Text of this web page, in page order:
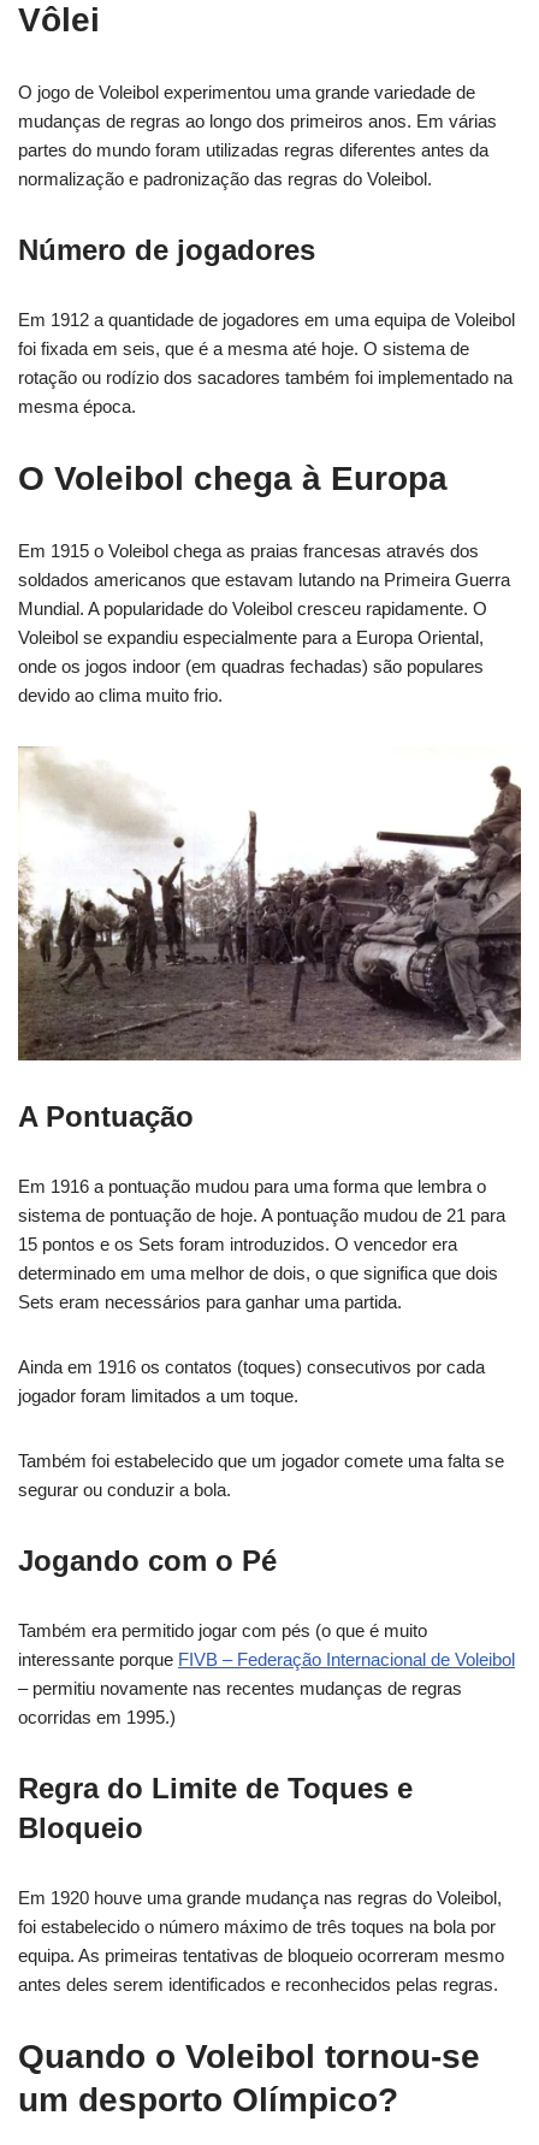
Vôlei
O jogo de Voleibol experimentou uma grande variedade de
mudanças de regras ao longo dos primeiros anos. Em várias
partes do mundo foram utilizadas regras diferentes antes da
normalização e padronização das regras do Voleibol.
Número de jogadores
Em 1912 a quantidade de jogadores em uma equipa de Voleibol
foi fixada em seis, que é a mesma até hoje. O sistema de
rotação ou rodízio dos sacadores também foi implementado na
mesma época.
O Voleibol chega à Europa
Em 1915 o Voleibol chega as praias francesas através dos
soldados americanos que estavam lutando na Primeira Guerra
Mundial. A popularidade do Voleibol cresceu rapidamente. O
Voleibol se expandiu especialmente para a Europa Oriental,
onde os jogos indoor (em quadras fechadas) são populares
devido ao clima muito frio.
A Pontuação
Em 1916 a pontuação mudou para uma forma que lembra o
sistema de pontuação de hoje. A pontuação mudou de 21 para
15 pontos e os Sets foram introduzidos. O vencedor era
determinado em uma melhor de dois, o que significa que dois
Sets eram necessários para ganhar uma partida.
Ainda em 1916 os contatos (toques) consecutivos por cada
jogador foram limitados a um toque.
Também foi estabelecido que um jogador comete uma falta se
segurar ou conduzir a bola.
Jogando com o Pé
Também era permitido jogar com pés (o que é muito
interessante porque FIVB – Federação Internacional de Voleibol
– permitiu novamente nas recentes mudanças de regras
ocorridas em 1995.)
Regra do Limite de Toques e
Bloqueio
Em 1920 houve uma grande mudança nas regras do Voleibol,
foi estabelecido o número máximo de três toques na bola por
equipa. As primeiras tentativas de bloqueio ocorreram mesmo
antes deles serem identificados e reconhecidos pelas regras.
Quando o Voleibol tornou-se
um desporto Olímpico?